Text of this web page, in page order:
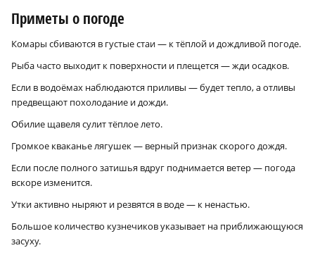
Приметы о погоде
Комары сбиваются в густые стаи — к тёплой и дождливой погоде.
Рыба часто выходит к поверхности и плещется — жди осадков.
Если в водоёмах наблюдаются приливы — будет тепло, а отливы
предвещают похолодание и дожди.
Обилие щавеля сулит тёплое лето.
Громкое кваканье лягушек — верный признак скорого дождя.
Если после полного затишья вдруг поднимается ветер — погода
вскоре изменится.
Утки активно ныряют и резвятся в воде — к ненастью.
Большое количество кузнечиков указывает на приближающуюся
засуху.